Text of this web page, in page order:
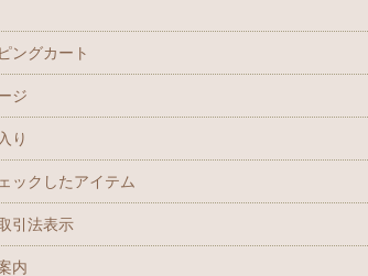
ングカート
ジ
り
ックしたアイテム
引法表示
内